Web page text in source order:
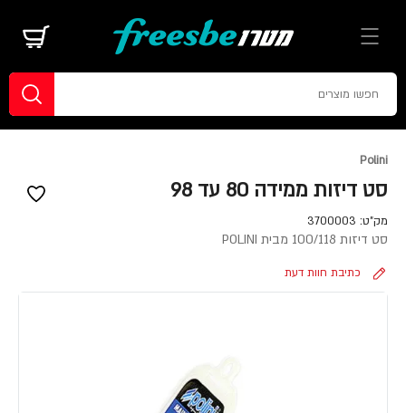
Polini
סט דיזות ממידה 80 עד 98
מק"ט: 3700003
סט דיזות 100/118 מבית POLINI
כתיבת חוות דעת